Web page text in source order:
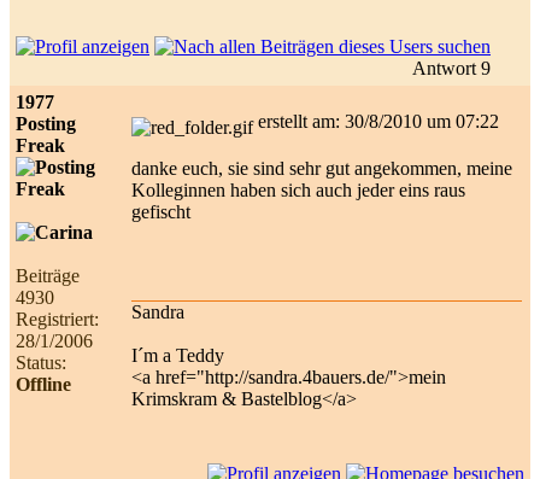
Antwort 9
1977
Posting
Freak
Beiträge
4930
Registriert:
28/1/2006
Status:
Offline
erstellt am: 30/8/2010 um 07:22
danke euch, sie sind sehr gut angekommen, meine
Kolleginnen haben sich auch jeder eins raus
gefischt
Sandra
I´m a Teddy
<a href="http://sandra.4bauers.de/">mein
Krimskram & Bastelblog</a>